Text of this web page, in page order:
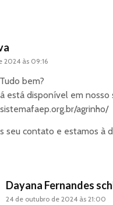
2024 às 09:16
bem?
está disponível em nosso
agrinho/
seu contato e estamos à
Dayana Fernandes
24 de outubro de 2024 às 21:00